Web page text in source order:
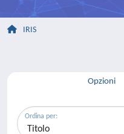
IRIS
Opzioni
Ordina per: